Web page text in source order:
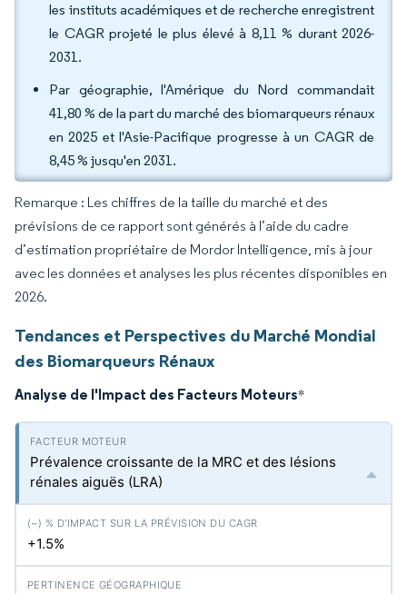
les instituts académiques et de recherche enregistrent
le CAGR projeté le plus élevé à 8,11 % durant 2026-
2031.
Par géographie, l'Amérique du Nord commandait
41,80 % de la part du marché des biomarqueurs rénaux
en 2025 et l'Asie-Pacifique progresse à un CAGR de
8,45 % jusqu'en 2031.
Remarque : Les chiffres de la taille du marché et des
prévisions de ce rapport sont générés à l’aide du cadre
d’estimation propriétaire de Mordor Intelligence, mis à jour
avec les données et analyses les plus récentes disponibles en
2026.
Tendances et Perspectives du Marché Mondial
des Biomarqueurs Rénaux
Analyse de l'Impact des Facteurs Moteurs*
Prévalence croissante de la MRC et des lésions
rénales aiguës (LRA)
+1.5%